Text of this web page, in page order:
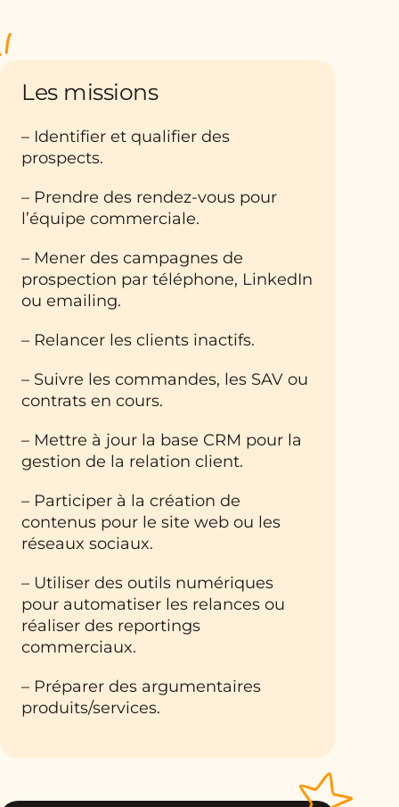
Les missions
– Identifier et qualifier des
prospects.
– Prendre des rendez-vous pour
l’équipe commerciale.
– Mener des campagnes de
prospection par téléphone, LinkedIn
ou emailing.
– Relancer les clients inactifs.
– Suivre les commandes, les SAV ou
contrats en cours.
– Mettre à jour la base CRM pour la
gestion de la relation client.
– Participer à la création de
contenus pour le site web ou les
réseaux sociaux.
– Utiliser des outils numériques
pour automatiser les relances ou
réaliser des reportings
commerciaux.
– Préparer des argumentaires
produits/services.